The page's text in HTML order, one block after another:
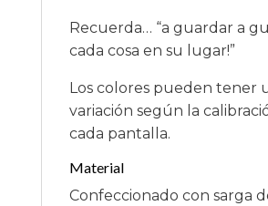
Recuerda… “a guardar a
cada cosa en su lugar!”
Los colores pueden tener
variación según la
cada pantalla.
Material
Confeccionado con sarga